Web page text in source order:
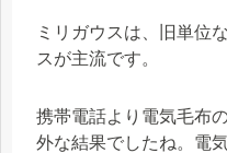
ミリガウスは、旧単位
スが主流です。
携帯電話より電気毛布
外な結果でしたね。電